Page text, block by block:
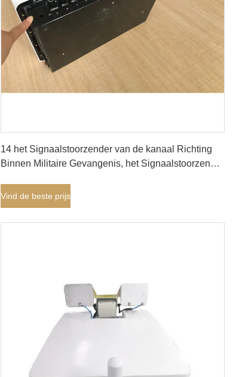
14 het Signaalstoorzender van de kanaal Richting
Binnen Militaire Gevangenis, het Signaalstoorzender
Binnenstoorzender
Vind de beste prijs